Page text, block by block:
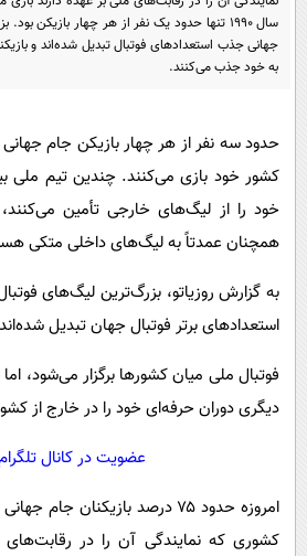
سرگرمی
فناوری
حوادث
محیط زیست
سلامت
فرهنگی
بین الملل
اجتماعی
حیات وحش
سیاست خارجی
پیامک
روانشناسی
سال ۱۹۹۰ تنها حدود یک نفر از هر چهار بازیکن
جهانی جذب استعدادهای فوتبال تبدیل شده‌اند و
به خود جذب می‌کنند.
حدود سه نفر از هر چهار بازیکن جام جهانی
خود را از لیگ‌های خارجی تأمین
همچنان عمدتاً به لیگ‌های داخلی متکی
به گزارش روزیاتو، بزرگ‌ترین لیگ‌های
استعدادهای برتر فوتبال جهان تبدیل
فوتبال ملی میان کشورها برگزار می‌شود،
دیگری دوران حرفه‌ای خود را در خارج از
عضویت در کانال
امروزه حدود ۷۵ درصد بازیکنان
کشوری که نمایندگی آن را در رقابت‌های